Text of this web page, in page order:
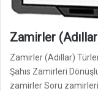
Zamirler
Zamirler (Adıllar)
Şahıs Zamirleri
zamirler Soru zamirleri